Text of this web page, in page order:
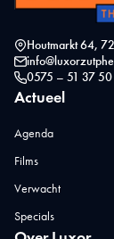
Houtmarkt 64,
0575 – 51 37 50
Actueel
Agenda
Films
Verwacht
Specials